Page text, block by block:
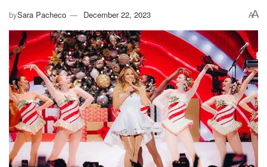
bySara Pacheco December 22, 2023 AA